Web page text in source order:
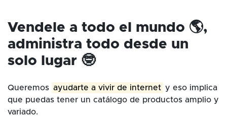
Vendele a todo el mundo 🌎,
administra todo desde un
solo lugar 🤓
Queremos ayudarte a vivir de internet y eso implica
que puedas tener un catálogo de productos amplio y
variado.